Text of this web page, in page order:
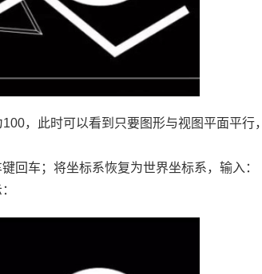
，此时可以看到只要图形与视图平面平行
回车；将坐标系恢复为世界坐标系，输入：